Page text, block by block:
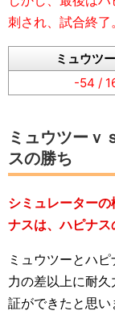
刺され、試合終了。
ミュウツ
-54 /
ミュウツーｖ
スの勝ち
シミュレーター
ナスは、ハピナス
ミュウツーとハ
力の差以上に耐
証ができたと思い